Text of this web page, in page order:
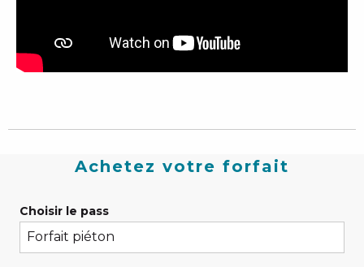
Achetez votre forfait
Choisir le pass